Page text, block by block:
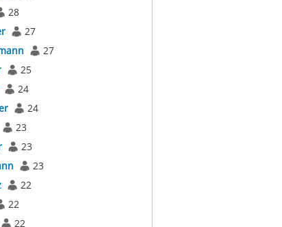
28
27
27
25
24
24
23
23
23
22
22
22